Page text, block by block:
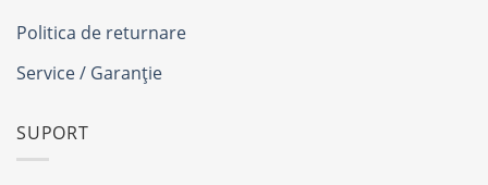
Politica de returnare
Service / Garanție
SUPORT